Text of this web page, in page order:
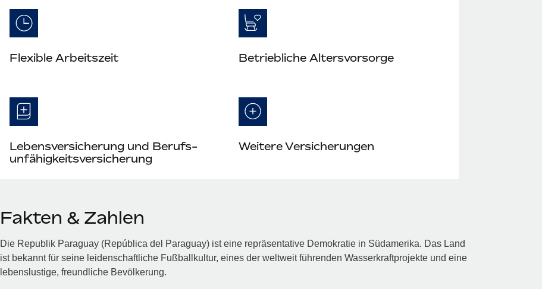
Flexible Arbeitszeit Betriebliche Altersvorsorge
Lebensversicherung und Berufs­
unfähigkeits­versicherung
Weitere Versicherungen
Fakten & Zahlen
Die Republik Paraguay (República del Paraguay) ist eine repräsentative Demokratie in Südamerika. Das Land
ist bekannt für seine leidenschaftliche Fußballkultur, eines der weltweit führenden Wasserkraftprojekte und eine
lebenslustige, freundliche Bevölkerung.